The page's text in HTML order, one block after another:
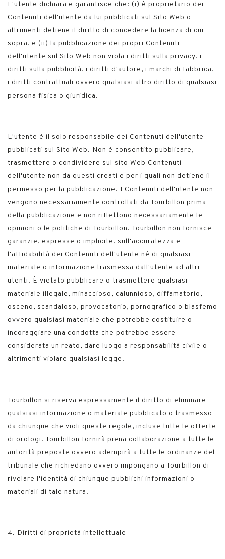
L'utente dichiara e garantisce che: (i) è proprietario dei
Contenuti dell'utente da lui pubblicati sul Sito Web o
altrimenti detiene il diritto di concedere la licenza di cui
sopra, e (ii) la pubblicazione dei propri Contenuti
dell'utente sul Sito Web non viola i diritti sulla privacy, i
diritti sulla pubblicità, i diritti d'autore, i marchi di fabbrica,
i diritti contrattuali ovvero qualsiasi altro diritto di qualsiasi
persona fisica o giuridica.
L'utente è il solo responsabile dei Contenuti dell'utente
pubblicati sul Sito Web. Non è consentito pubblicare,
trasmettere o condividere sul sito Web Contenuti
dell'utente non da questi creati e per i quali non detiene il
permesso per la pubblicazione. I Contenuti dell'utente non
vengono necessariamente controllati da Tourbillon prima
della pubblicazione e non riflettono necessariamente le
opinioni o le politiche di Tourbillon. Tourbillon non fornisce
garanzie, espresse o implicite, sull'accuratezza e
l'affidabilità dei Contenuti dell'utente né di qualsiasi
materiale o informazione trasmessa dall'utente ad altri
utenti. È vietato pubblicare o trasmettere qualsiasi
materiale illegale, minaccioso, calunnioso, diffamatorio,
osceno, scandaloso, provocatorio, pornografico o blasfemo
ovvero qualsiasi materiale che potrebbe costituire o
incoraggiare una condotta che potrebbe essere
considerata un reato, dare luogo a responsabilità civile o
altrimenti violare qualsiasi legge.
Tourbillon si riserva espressamente il diritto di eliminare
qualsiasi informazione o materiale pubblicato o trasmesso
da chiunque che violi queste regole, incluse tutte le offerte
di orologi. Tourbillon fornirà piena collaborazione a tutte le
autorità preposte ovvero adempirà a tutte le ordinanze del
tribunale che richiedano ovvero impongano a Tourbillon di
rivelare l'identità di chiunque pubblichi informazioni o
materiali di tale natura.
4. Diritti di proprietà intellettuale